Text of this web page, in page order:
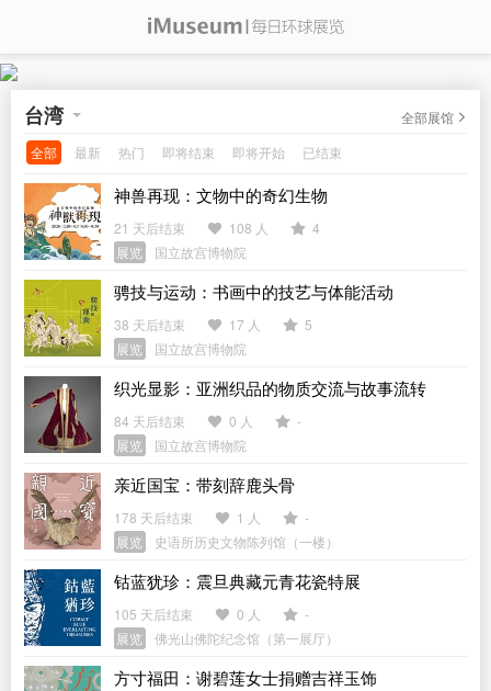
台湾
全部 最新 热门 即将结束 即将开始 已结束
全部展馆
神兽再现：文物中的奇幻生物
21 天后结束 108 人
4
展览
国立故宫博物院
骋技与运动：书画中的技艺与体能活动
38 天后结束 17 人
5
展览
国立故宫博物院
织光显影：亚洲织品的物质交流与故事流转
84 天后结束 0 人
-
展览
国立故宫博物院
亲近国宝：带刻辞鹿头骨
178 天后结束 1 人
-
展览
史语所历史文物陈列馆（一楼）
钴蓝犹珍：震旦典藏元青花瓷特展
105 天后结束 0 人
-
展览
佛光山佛陀纪念馆（第一展厅）
方寸福田：谢碧莲女士捐赠吉祥玉饰